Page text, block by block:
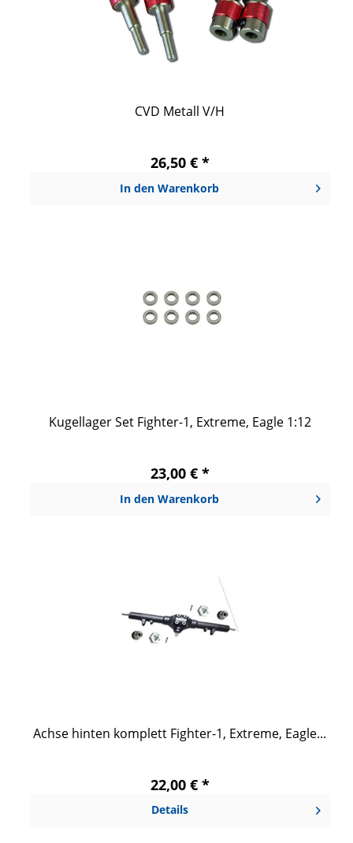
CVD Metall V/H
26,50 € *
In den Warenkorb
Kugellager Set Fighter-1, Extreme, Eagle 1:12
23,00 € *
In den Warenkorb
Achse hinten komplett Fighter-1, Extreme, Eagle...
22,00 € *
Details